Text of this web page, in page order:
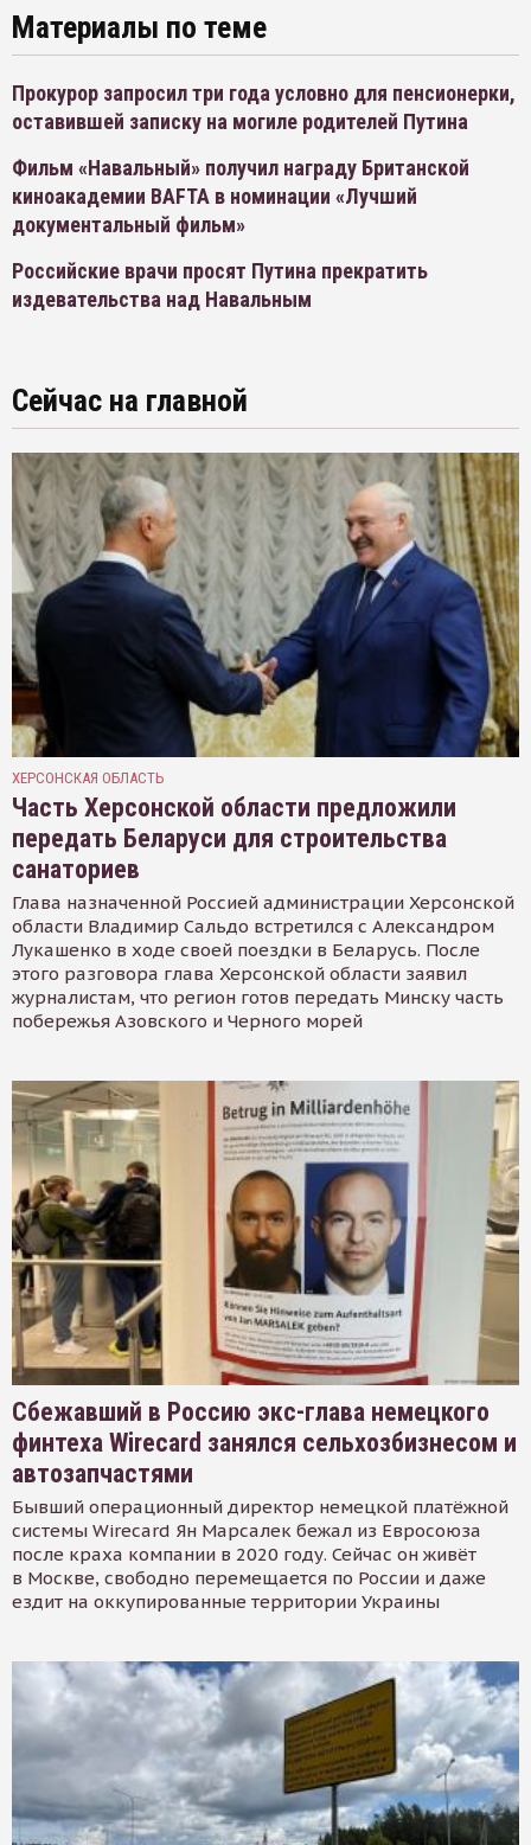
Материалы по теме
Прокурор запросил три года условно для пенсионерки,
оставившей записку на могиле родителей Путина
Фильм «Навальный» получил награду Британской
киноакадемии BAFTA в номинации «Лучший
документальный фильм»
Российские врачи просят Путина прекратить
издевательства над Навальным
Сейчас на главной
ХЕРСОНСКАЯ ОБЛАСТЬ
Часть Херсонской области предложили
передать Беларуси для строительства
санаториев
Глава назначенной Россией администрации Херсонской
области Владимир Сальдо встретился с Александром
Лукашенко в ходе своей поездки в Беларусь. После
этого разговора глава Херсонской области заявил
журналистам, что регион готов передать Минску часть
побережья Азовского и Черного морей
Сбежавший в Россию экс-глава немецкого
финтеха Wirecard занялся сельхозбизнесом и
автозапчастями
Бывший операционный директор немецкой платёжной
системы Wirecard Ян Марсалек бежал из Евросоюза
после краха компании в 2020 году. Сейчас он живёт
в Москве, свободно перемещается по России и даже
ездит на оккупированные территории Украины